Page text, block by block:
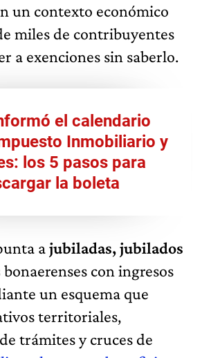
un contexto económico
miles de contribuyentes
a exenciones sin saberlo.
el calendario
Inmobiliario y
los 5 pasos para
la boleta
ajubiladas, jubilados
bonaerenses con ingresos
un esquema que
territoriales,
trámites y cruces de